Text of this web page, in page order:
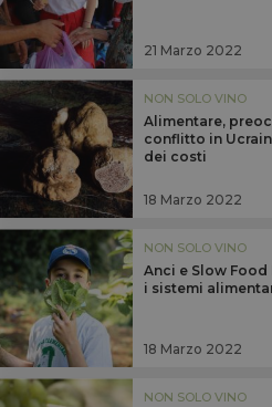
21 Marzo 2022
NON SOLO VINO
Alimentare,
conflitto in
dei costi
18 Marzo 2022
NON SOLO VINO
Anci e Slow
i sistemi
18 Marzo 2022
NON SOLO VINO